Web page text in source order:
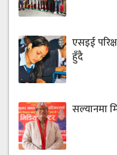
एसइई
हुँदै
सल्यानमा